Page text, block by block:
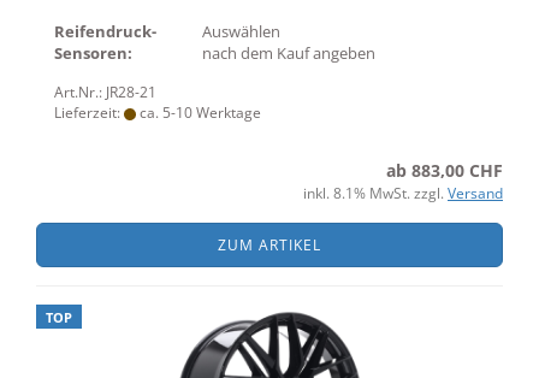
Reifendruck-
Sensoren:
Auswählen
nach dem Kauf angeben
Art.Nr.: JR28-21
Lieferzeit:
ca. 5-10 Werktage
ab 883,00 CHF
inkl. 8.1% MwSt. zzgl. Versand
ZUM ARTIKEL
TOP